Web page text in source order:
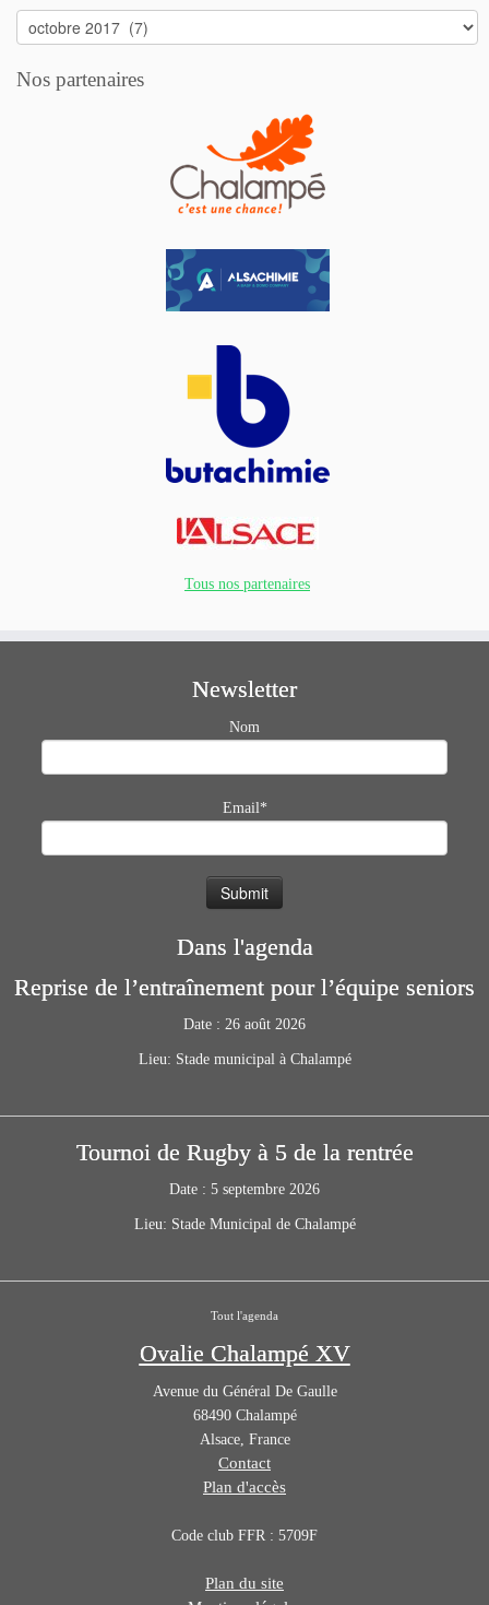
Archives
Nos partenaires
Tous nos partenaires
Newsletter
Nom
Email*
Dans l'agenda
Reprise de l’entraînement pour l’équipe seniors
Date : 26 août 2026
Lieu: Stade municipal à Chalampé
Tournoi de Rugby à 5 de la rentrée
Date : 5 septembre 2026
Lieu: Stade Municipal de Chalampé
Tout l'agenda
Ovalie Chalampé XV
Avenue du Général De Gaulle
68490 Chalampé
Alsace, France
Contact
Plan d'accès
Code club FFR : 5709F
Plan du site